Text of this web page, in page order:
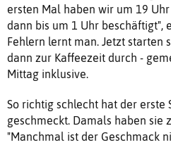
ersten Mal haben wir um 19
dann bis um 1 Uhr beschäftigt",
Fehlern lernt man. Jetzt starten
dann zur Kaffeezeit durch -
Mittag inklusive.
So richtig schlecht hat der erste
geschmeckt. Damals haben sie
"Manchmal ist der Geschmack